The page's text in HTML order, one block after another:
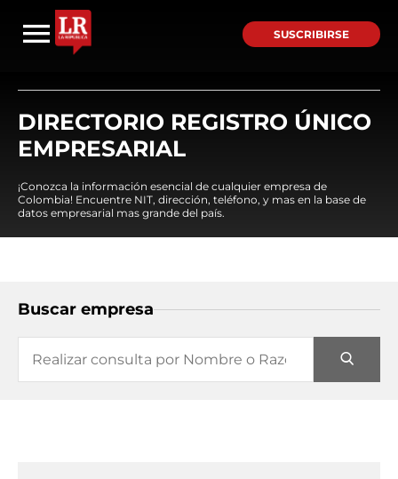
SUSCRIBIRSE
DIRECTORIO REGISTRO ÚNICO
EMPRESARIAL
¡Conozca la información esencial de cualquier empresa de
Colombia! Encuentre NIT, dirección, teléfono, y mas en la base de
datos empresarial mas grande del país.
Buscar empresa